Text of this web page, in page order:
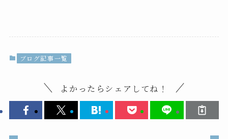
ブログ記事一覧
よかったらシェアしてね！